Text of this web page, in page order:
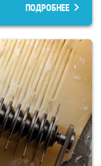
ПОДРОБНЕЕ